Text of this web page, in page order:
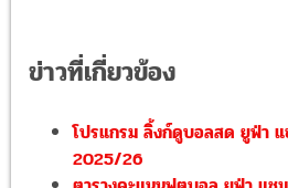
ข่าวที่เกี่ยวข้อง
โปรแกรม ลิ้งก์ดูบอลสด ยูฟ่า
2025/26